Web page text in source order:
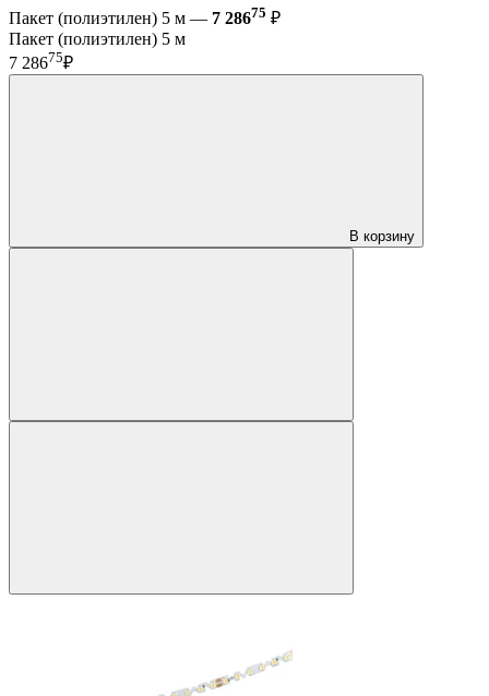
Пакет (полиэтилен) 5 м — 7 28675 ₽
Пакет (полиэтилен) 5 м
7 28675₽
В корзину